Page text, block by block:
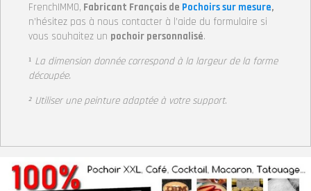
FrenchIMMO, Fabricant Français de Pochoirs sur mesure,
n’hésitez pas à nous contacter à l’aide du formulaire si
vous souhaitez un pochoir personnalisé.
¹ La dimension donnée correspond à la largeur de la forme
découpée.
² Utiliser une peinture adaptée à votre support.